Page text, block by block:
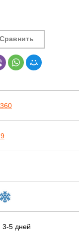
Сравнить
3-5 дней